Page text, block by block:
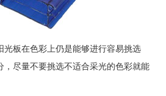
光板在色彩上仍是能够进行容易挑选
，尽量不要挑选不适合采光的色彩就能